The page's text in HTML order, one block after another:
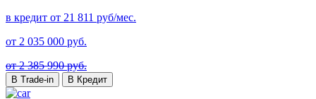
в кредит от 21 811 руб/мес.
от 2 035 000 руб.
от 2 385 990 руб.
В Trade-in В Кредит